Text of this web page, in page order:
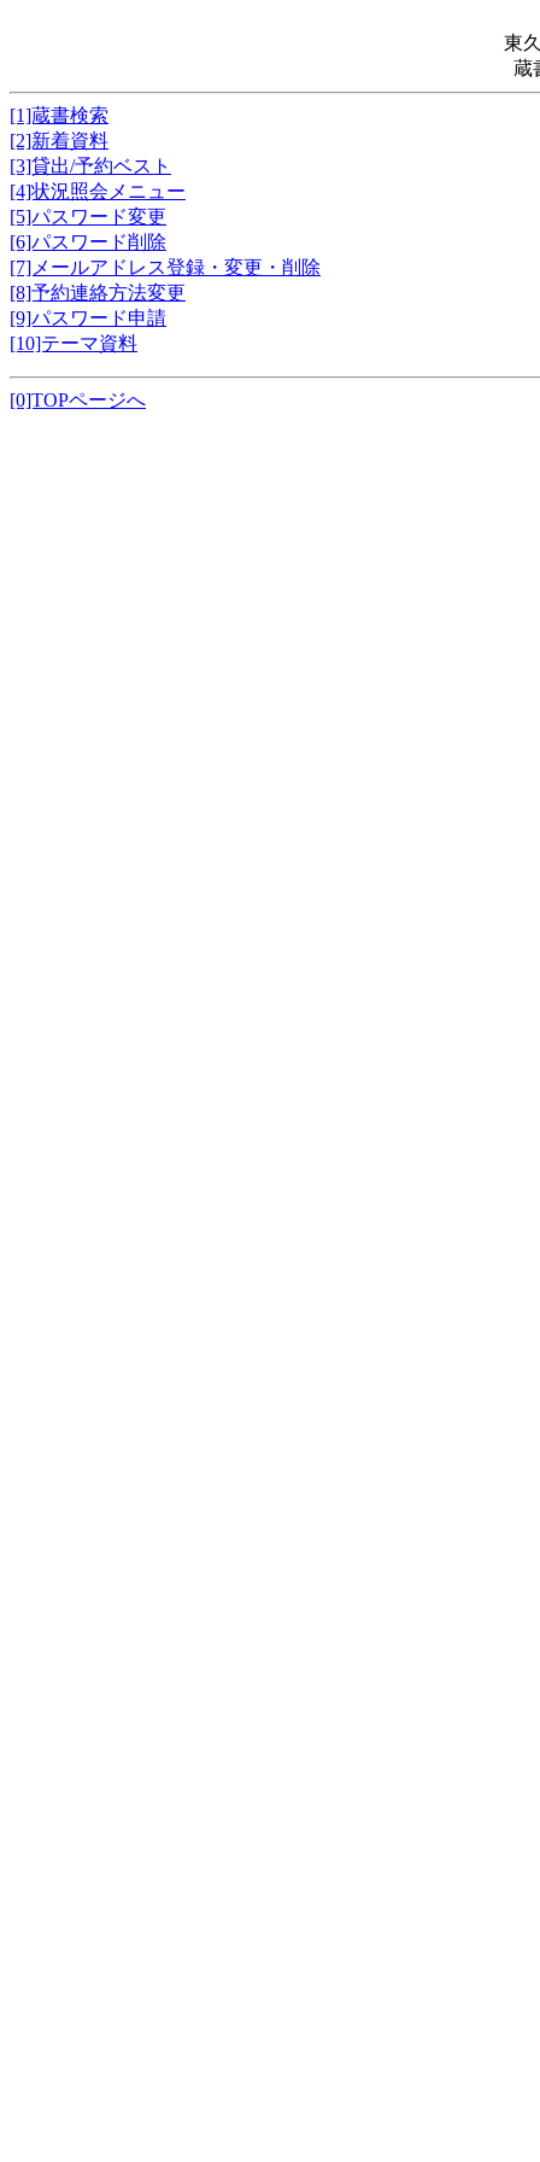
東
蔵
[1]蔵書検索
[2]新着資料
[3]貸出/予約ベスト
[4]状況照会メニュー
[5]パスワード変更
[6]パスワード削除
[7]メールアドレス登録・変更・削除
[8]予約連絡方法変更
[9]パスワード申請
[10]テーマ資料
[0]TOPページへ